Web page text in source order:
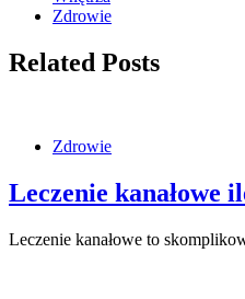
Zdrowie
Related Posts
Zdrowie
Leczenie kanałowe
Leczenie kanałowe to